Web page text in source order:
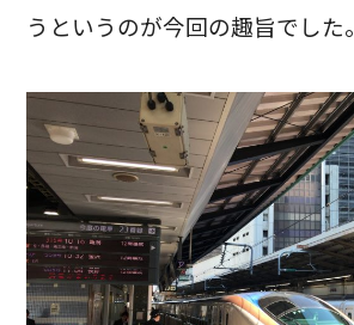
うというのが今回の趣旨でした。